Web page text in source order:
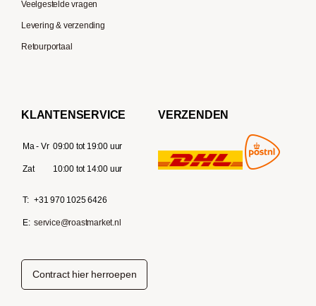
Veelgestelde vragen
Levering & verzending
Retourportaal
KLANTENSERVICE
Ma - Vr 09:00 tot 19:00 uur
Zat 10:00 tot 14:00 uur
T: +31 970 1025 6426
E: service@roastmarket.nl
VERZENDEN
Contract hier herroepen